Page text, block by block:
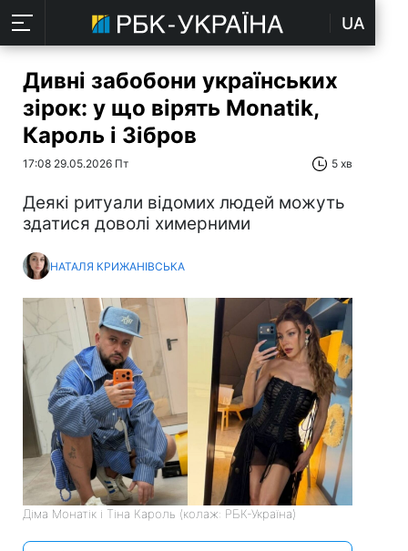
UA
Дивні забобони українських
зірок: у що вірять Monatik,
Кароль і Зібров
17:08 29.05.2026 Пт 5 хв
Деякі ритуали відомих людей можуть
здатися доволі химерними
НАТАЛЯ КРИЖАНІВСЬКА
Діма Монатік і Тіна Кароль (колаж: РБК-Україна)